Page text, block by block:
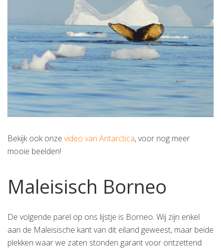
Bekijk ook onze video van Antarctica, voor nog meer
mooie beelden!
Maleisisch Borneo
De volgende parel op ons lijstje is Borneo. Wij zijn enkel
aan de Maleisische kant van dit eiland geweest, maar beide
plekken waar we zaten stonden garant voor ontzettend